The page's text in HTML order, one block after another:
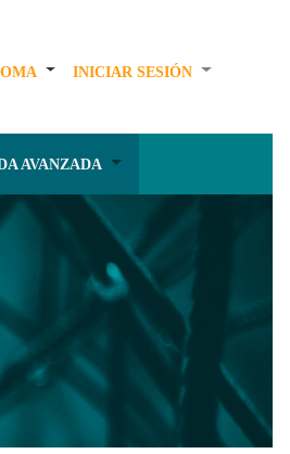
INICIAR SESIÓN
AVANZADA